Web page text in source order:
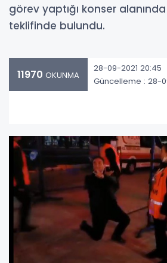
görev yaptığı konser
teklifinde bulundu.
11970 OKUNMA
28-09-2021 20:45
Güncelleme : 28-